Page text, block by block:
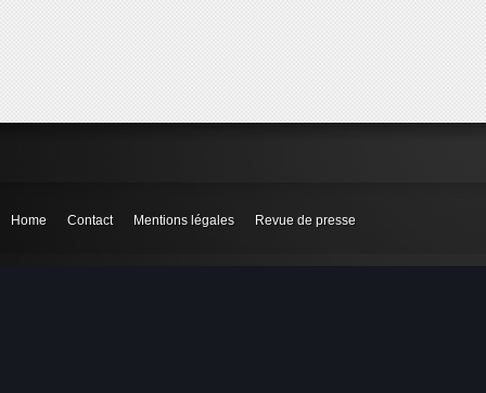
Home Contact Mentions légales Revue de presse